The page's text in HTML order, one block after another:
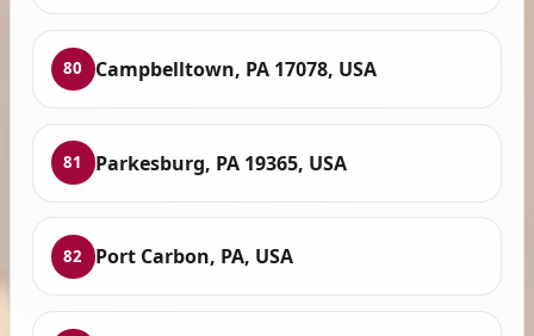
80 Campbelltown, PA 17078, USA
81 Parkesburg, PA 19365, USA
82 Port Carbon, PA, USA